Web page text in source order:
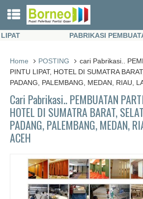
PABRIKASI PEMBUATAN
Home
POSTING
cari Pabrikasi..
PINTU LIPAT, HOTEL DI SUMATRA
PADANG, PALEMBANG, MEDAN, RIAU,
Cari Pabrikasi.. PEMBUATAN
HOTEL DI SUMATRA BARAT,
PADANG, PALEMBANG, MEDAN,
ACEH